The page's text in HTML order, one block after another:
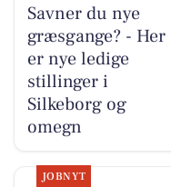
Savner du nye
græsgange? - Her
er nye ledige
stillinger i
Silkeborg og
omegn
JOBNYT